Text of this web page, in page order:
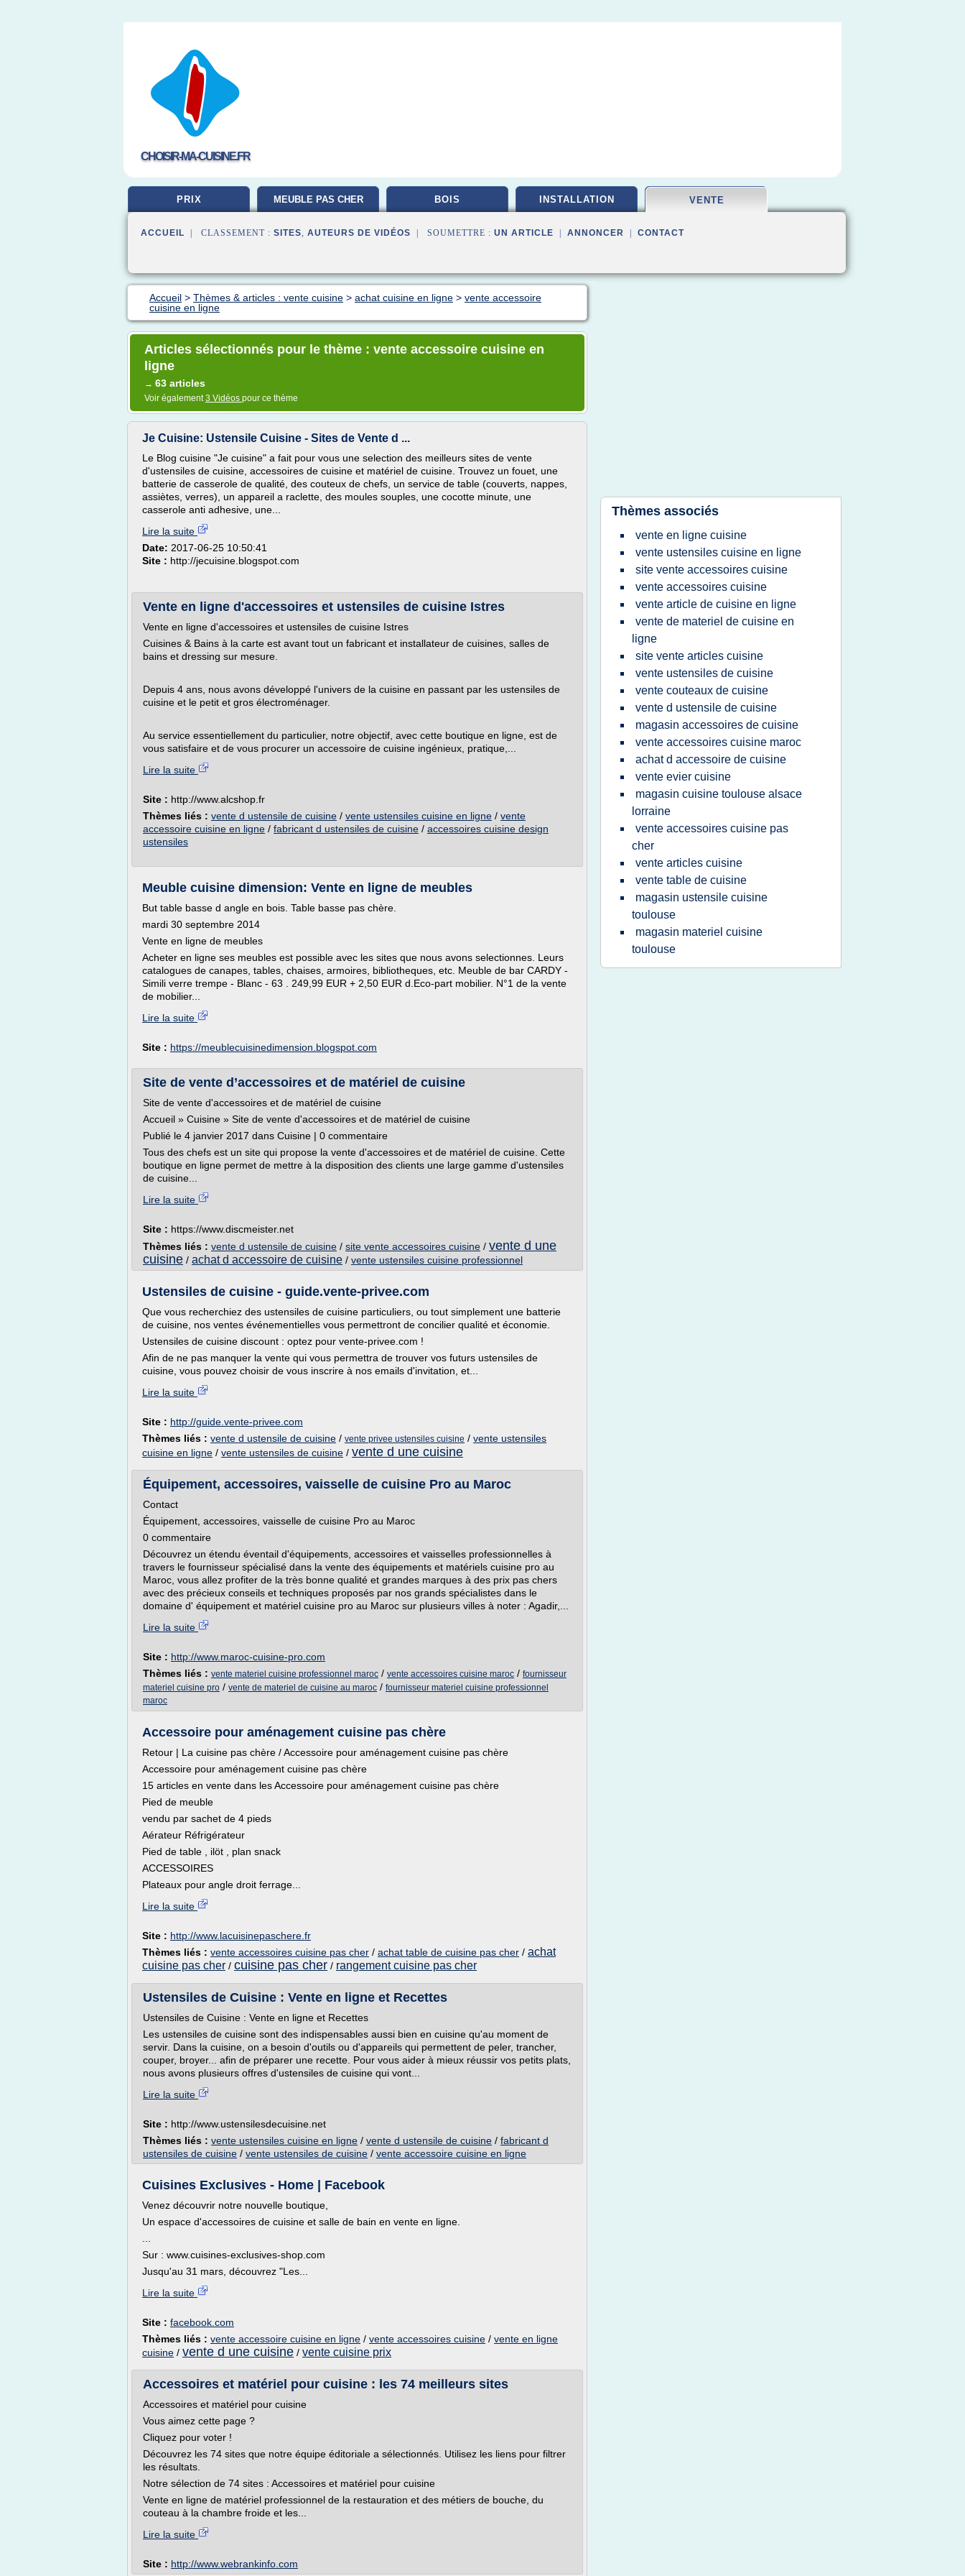
CHOISIR-MA-CUISINE.FR
PRIX MEUBLE PAS CHER BOIS INSTALLATION VENTE
ACCUEIL | CLASSEMENT : SITES, AUTEURS DE VIDÉOS | SOUMETTRE : UN ARTICLE ANNONCER CONTACT
Accueil > Thèmes & articles : vente cuisine > achat cuisine en ligne > vente accessoire
cuisine en ligne
Articles sélectionnés pour le thème : vente accessoire cuisine en
ligne
→ 63 articles
Voir également3 Vidéos pour ce thème
Je Cuisine: Ustensile Cuisine - Sites de Vente d ...
Le Blog cuisine "Je cuisine" a fait pour vous une selection des meilleurs sites de vente
d'ustensiles de cuisine, accessoires de cuisine et matériel de cuisine. Trouvez un fouet, une
batterie de casserole de qualité, des couteux de chefs, un service de table (couverts, nappes,
assiètes, verres), un appareil a raclette, des moules souples, une cocotte minute, une
casserole anti adhesive, une...
Lire la suite
Date: 2017-06-25 10:50:41
Site : http://jecuisine.blogspot.com
Vente en ligne d'accessoires et ustensiles de cuisine Istres
Vente en ligne d'accessoires et ustensiles de cuisine Istres
Cuisines & Bains à la carte est avant tout un fabricant et installateur de cuisines, salles de
bains et dressing sur mesure.
Depuis 4 ans, nous avons développé l'univers de la cuisine en passant par les ustensiles de
cuisine et le petit et gros électroménager.
Au service essentiellement du particulier, notre objectif, avec cette boutique en ligne, est de
vous satisfaire et de vous procurer un accessoire de cuisine ingénieux, pratique,...
Lire la suite
Site : http://www.alcshop.fr
Thèmes liés : vente d ustensile de cuisine / vente ustensiles cuisine en ligne / vente
accessoire cuisine en ligne / fabricant d ustensiles de cuisine / accessoires cuisine design
ustensiles
Meuble cuisine dimension: Vente en ligne de meubles
But table basse d angle en bois. Table basse pas chère.
mardi 30 septembre 2014
Vente en ligne de meubles
Acheter en ligne ses meubles est possible avec les sites que nous avons selectionnes. Leurs
catalogues de canapes, tables, chaises, armoires, bibliotheques, etc. Meuble de bar CARDY -
Simili verre trempe - Blanc - 63 . 249,99 EUR + 2,50 EUR d.Eco-part mobilier. N°1 de la vente
de mobilier...
Lire la suite
Site : https://meublecuisinedimension.blogspot.com
Site de vente d’accessoires et de matériel de cuisine
Site de vente d'accessoires et de matériel de cuisine
Accueil » Cuisine » Site de vente d'accessoires et de matériel de cuisine
Publié le 4 janvier 2017 dans Cuisine | 0 commentaire
Tous des chefs est un site qui propose la vente d'accessoires et de matériel de cuisine. Cette
boutique en ligne permet de mettre à la disposition des clients une large gamme d'ustensiles
de cuisine...
Lire la suite
Site : https://www.discmeister.net
Thèmes liés : vente d ustensile de cuisine / site vente accessoires cuisine / vente d une
cuisine / achat d accessoire de cuisine / vente ustensiles cuisine professionnel
Ustensiles de cuisine - guide.vente-privee.com
Que vous recherchiez des ustensiles de cuisine particuliers, ou tout simplement une batterie
de cuisine, nos ventes événementielles vous permettront de concilier qualité et économie.
Ustensiles de cuisine discount : optez pour vente-privee.com !
Afin de ne pas manquer la vente qui vous permettra de trouver vos futurs ustensiles de
cuisine, vous pouvez choisir de vous inscrire à nos emails d'invitation, et...
Lire la suite
Site : http://guide.vente-privee.com
Thèmes liés : vente d ustensile de cuisine / vente privee ustensiles cuisine / vente ustensiles
cuisine en ligne / vente ustensiles de cuisine / vente d une cuisine
Équipement, accessoires, vaisselle de cuisine Pro au Maroc
Contact
Équipement, accessoires, vaisselle de cuisine Pro au Maroc
0 commentaire
Découvrez un étendu éventail d'équipements, accessoires et vaisselles professionnelles à
travers le fournisseur spécialisé dans la vente des équipements et matériels cuisine pro au
Maroc, vous allez profiter de la très bonne qualité et grandes marques à des prix pas chers
avec des précieux conseils et techniques proposés par nos grands spécialistes dans le
domaine d' équipement et matériel cuisine pro au Maroc sur plusieurs villes à noter : Agadir,...
Lire la suite
Site : http://www.maroc-cuisine-pro.com
Thèmes liés : vente materiel cuisine professionnel maroc / vente accessoires cuisine maroc / fournisseur
materiel cuisine pro / vente de materiel de cuisine au maroc / fournisseur materiel cuisine professionnel
maroc
Accessoire pour aménagement cuisine pas chère
Retour | La cuisine pas chère / Accessoire pour aménagement cuisine pas chère
Accessoire pour aménagement cuisine pas chère
15 articles en vente dans les Accessoire pour aménagement cuisine pas chère
Pied de meuble
vendu par sachet de 4 pieds
Aérateur Réfrigérateur
Pied de table , ilöt , plan snack
ACCESSOIRES
Plateaux pour angle droit ferrage...
Lire la suite
Site : http://www.lacuisinepaschere.fr
Thèmes liés : vente accessoires cuisine pas cher / achat table de cuisine pas cher / achat
cuisine pas cher / cuisine pas cher / rangement cuisine pas cher
Ustensiles de Cuisine : Vente en ligne et Recettes
Ustensiles de Cuisine : Vente en ligne et Recettes
Les ustensiles de cuisine sont des indispensables aussi bien en cuisine qu'au moment de
servir. Dans la cuisine, on a besoin d'outils ou d'appareils qui permettent de peler, trancher,
couper, broyer... afin de préparer une recette. Pour vous aider à mieux réussir vos petits plats,
nous avons plusieurs offres d'ustensiles de cuisine qui vont...
Lire la suite
Site : http://www.ustensilesdecuisine.net
Thèmes liés : vente ustensiles cuisine en ligne / vente d ustensile de cuisine / fabricant d
ustensiles de cuisine / vente ustensiles de cuisine / vente accessoire cuisine en ligne
Cuisines Exclusives - Home | Facebook
Venez découvrir notre nouvelle boutique,
Un espace d'accessoires de cuisine et salle de bain en vente en ligne.
Sur : www.cuisines-exclusives-shop.com
Jusqu'au 31 mars, découvrez "Les...
Lire la suite
Site : facebook.com
Thèmes liés : vente accessoire cuisine en ligne / vente accessoires cuisine / vente en ligne
cuisine / vente d une cuisine / vente cuisine prix
Accessoires et matériel pour cuisine : les 74 meilleurs sites
Accessoires et matériel pour cuisine
Vous aimez cette page ?
Cliquez pour voter !
Découvrez les 74 sites que notre équipe éditoriale a sélectionnés. Utilisez les liens pour filtrer
les résultats.
Notre sélection de 74 sites : Accessoires et matériel pour cuisine
Vente en ligne de matériel professionnel de la restauration et des métiers de bouche, du
couteau à la chambre froide et les...
Lire la suite
Site : http://www.webrankinfo.com
Thèmes associés
vente en ligne cuisine
vente ustensiles cuisine en ligne
site vente accessoires cuisine
vente accessoires cuisine
vente article de cuisine en ligne
vente de materiel de cuisine en
ligne
site vente articles cuisine
vente ustensiles de cuisine
vente couteaux de cuisine
vente d ustensile de cuisine
magasin accessoires de cuisine
vente accessoires cuisine maroc
achat d accessoire de cuisine
vente evier cuisine
magasin cuisine toulouse alsace
lorraine
vente accessoires cuisine pas
cher
vente articles cuisine
vente table de cuisine
magasin ustensile cuisine
toulouse
magasin materiel cuisine
toulouse